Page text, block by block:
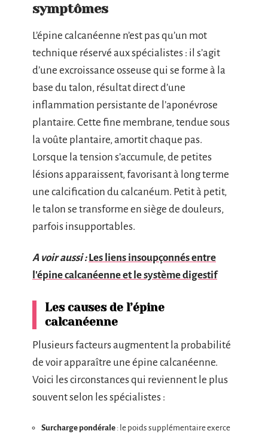
symptômes
L’épine calcanéenne n’est pas qu’un mot
technique réservé aux spécialistes : il s’agit
d’une excroissance osseuse qui se forme à la
base du talon, résultat direct d’une
inflammation persistante de l’aponévrose
plantaire. Cette fine membrane, tendue sous
la voûte plantaire, amortit chaque pas.
Lorsque la tension s’accumule, de petites
lésions apparaissent, favorisant à long terme
une calcification du calcanéum. Petit à petit,
le talon se transforme en siège de douleurs,
parfois insupportables.
A voir aussi : Les liens insoupçonnés entre
l'épine calcanéenne et le système digestif
Les causes de l’épine
calcanéenne
Plusieurs facteurs augmentent la probabilité
de voir apparaître une épine calcanéenne.
Voici les circonstances qui reviennent le plus
souvent selon les spécialistes :
Surcharge pondérale : le poids supplémentaire exerce